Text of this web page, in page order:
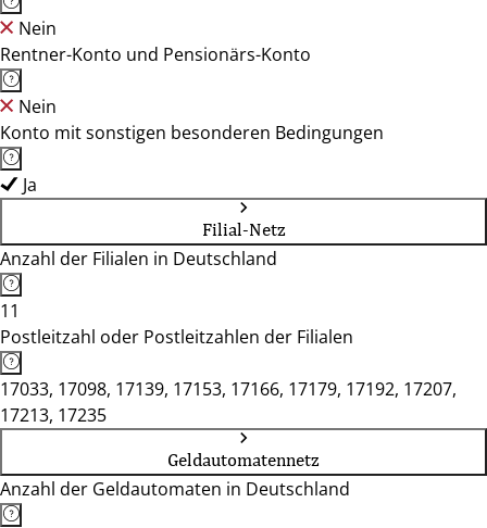
Nein
Rentner-Konto und Pensionärs-Konto
Nein
Konto mit sonstigen besonderen Bedingungen
Ja
Filial-Netz
Anzahl der Filialen in Deutschland
11
Postleitzahl oder Postleitzahlen der Filialen
17033, 17098, 17139, 17153, 17166, 17179, 17192, 17207,
17213, 17235
Geldautomatennetz
Anzahl der Geldautomaten in Deutschland